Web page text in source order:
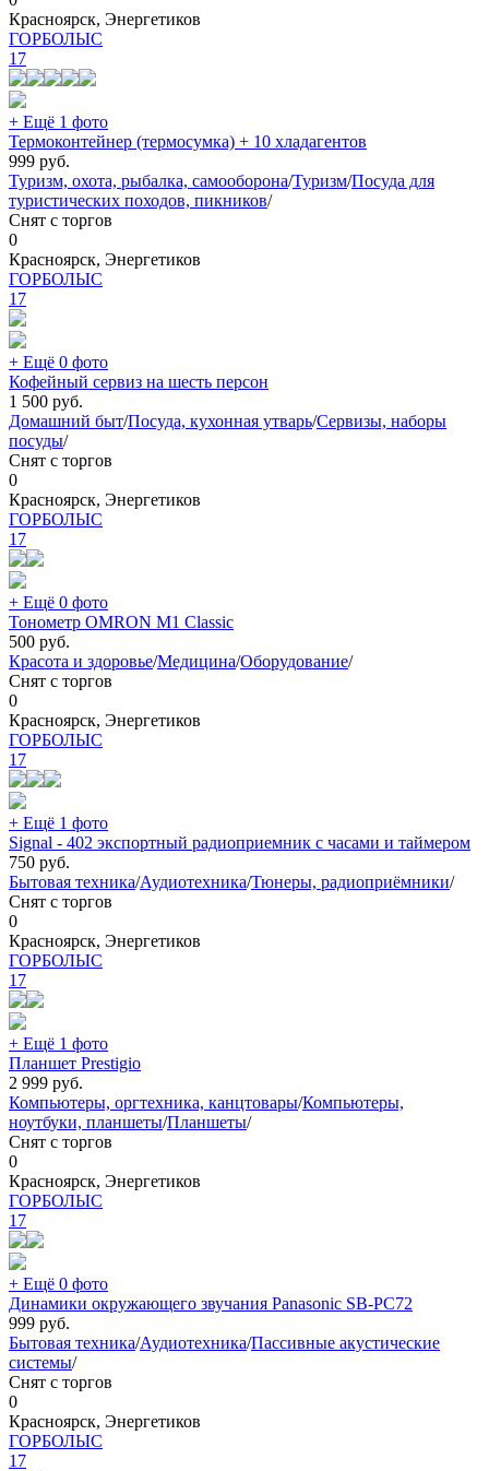
Красноярск, Энергетиков
ГОРБОЛЫС
17
+ Ещё 1 фото
Термоконтейнер (термосумка) + 10 хладагентов
999 руб.
Туризм, охота, рыбалка, самооборона/Туризм/Посуда для
туристических походов, пикников/
Снят с торгов
0
Красноярск, Энергетиков
ГОРБОЛЫС
17
+ Ещё 0 фото
Кофейный сервиз на шесть персон
1 500 руб.
Домашний быт/Посуда, кухонная утварь/Сервизы, наборы
посуды/
Снят с торгов
0
Красноярск, Энергетиков
ГОРБОЛЫС
17
+ Ещё 0 фото
Тонометр OMRON M1 Classic
500 руб.
Красота и здоровье/Медицина/Оборудование/
Снят с торгов
0
Красноярск, Энергетиков
ГОРБОЛЫС
17
+ Ещё 1 фото
Signal - 402 экспортный радиоприемник с часами и таймером
750 руб.
Бытовая техника/Аудиотехника/Тюнеры, радиоприёмники/
Снят с торгов
0
Красноярск, Энергетиков
ГОРБОЛЫС
17
+ Ещё 1 фото
Планшет Prestigio
2 999 руб.
Компьютеры, оргтехника, канцтовары/Компьютеры,
ноутбуки, планшеты/Планшеты/
Снят с торгов
0
Красноярск, Энергетиков
ГОРБОЛЫС
17
+ Ещё 0 фото
Динамики окружающего звучания Panasonic SB-PC72
999 руб.
Бытовая техника/Аудиотехника/Пассивные акустические
системы/
Снят с торгов
0
Красноярск, Энергетиков
ГОРБОЛЫС
17